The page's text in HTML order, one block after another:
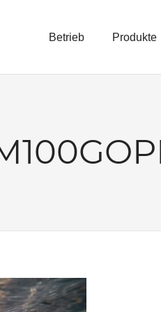
Betrieb Produkte